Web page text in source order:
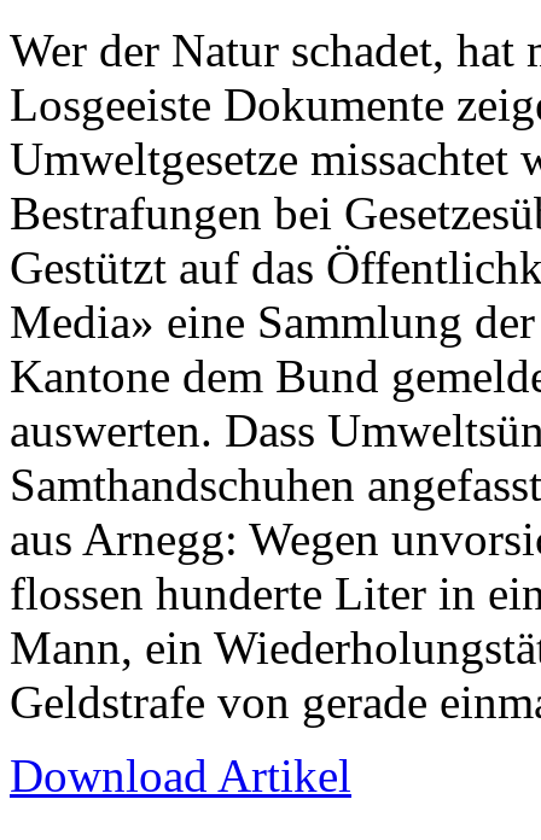
Wer der Natur schadet,
Losgeeiste Dokumente
Umweltgesetze missachtet
Bestrafungen bei
Gestützt auf das
Media» eine Sammlung
Kantone dem Bund
auswerten. Dass
Samthandschuhen
aus Arnegg: Wegen
flossen hunderte Liter in
Mann, ein
Geldstrafe von gerade
Download Artikel